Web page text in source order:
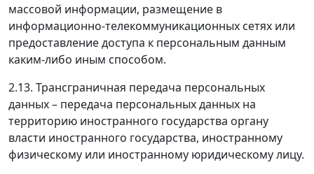
массовой информации, размещение в
информационно-телекоммуникационных сетях или
предоставление доступа к персональным данным
каким-либо иным способом.
2.13. Трансграничная передача персональных
данных – передача персональных данных на
территорию иностранного государства органу
власти иностранного государства, иностранному
физическому или иностранному юридическому лицу.